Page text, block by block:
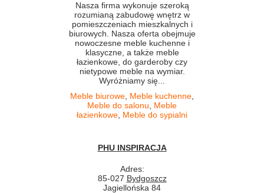
Nasza firma wykonuje szeroką
rozumianą zabudowę wnętrz w
pomieszczeniach mieszkalnych i
biurowych. Nasza oferta obejmuje
nowoczesne meble kuchenne i
klasyczne, a także meble
łazienkowe, do garderoby czy
nietypowe meble na wymiar.
Wyróżniamy się...
Meble biurowe Meble kuchenne
Meble do salonu
Meble
łazienkowe Meble do sypialni
PHU INSPIRACJA
Adres:
85-027 Bydgoszcz
Jagiellońska 84